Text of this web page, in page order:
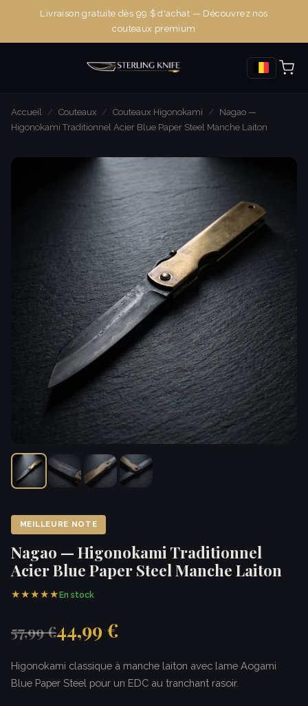
Livraison gratuite dès 99 $ d'achat — Découvrez nos
couteaux premium
Accueil / Couteaux / Couteaux Higonokami /
Nagao —
Higonokami Traditionnel Acier Blue Paper Steel Manche Laiton
MEILLEURE NOTE
Nagao — Higonokami Traditionnel
Acier Blue Paper Steel Manche Laiton
★★★★★En stock
57,99 €44,99 €
Higonokami classique à manche laiton avec lame Aogami
Blue Paper Steel pour un EDC au tranchant rasoir.